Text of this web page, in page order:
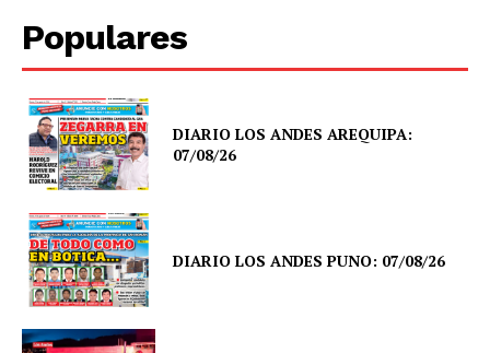
Populares
DIARIO LOS ANDES AREQUIPA:
07/08/26
DIARIO LOS ANDES PUNO: 07/08/26